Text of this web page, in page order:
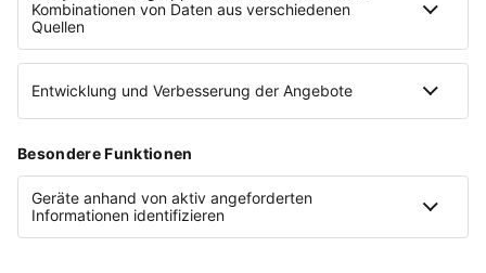
Beispielton:
„Goran, kurz: Marija (Arztpraxis Rüttenscheid,
6 Uhr) hat sich krankgemeldet. 3 Optionen: 1.
Dragan kennt die Praxis, könnte vor seinem 9-
Uhr-Einsatz um 6 dort hin – beste Lösung. 2.
Elena ist frei, war aber noch nie dort. 3. Praxis
Tell Your Story
Cookie-Einstellungen
Datenschutz
Impressum
© 2026 Haufe-Lexware GmbH & Co. KG